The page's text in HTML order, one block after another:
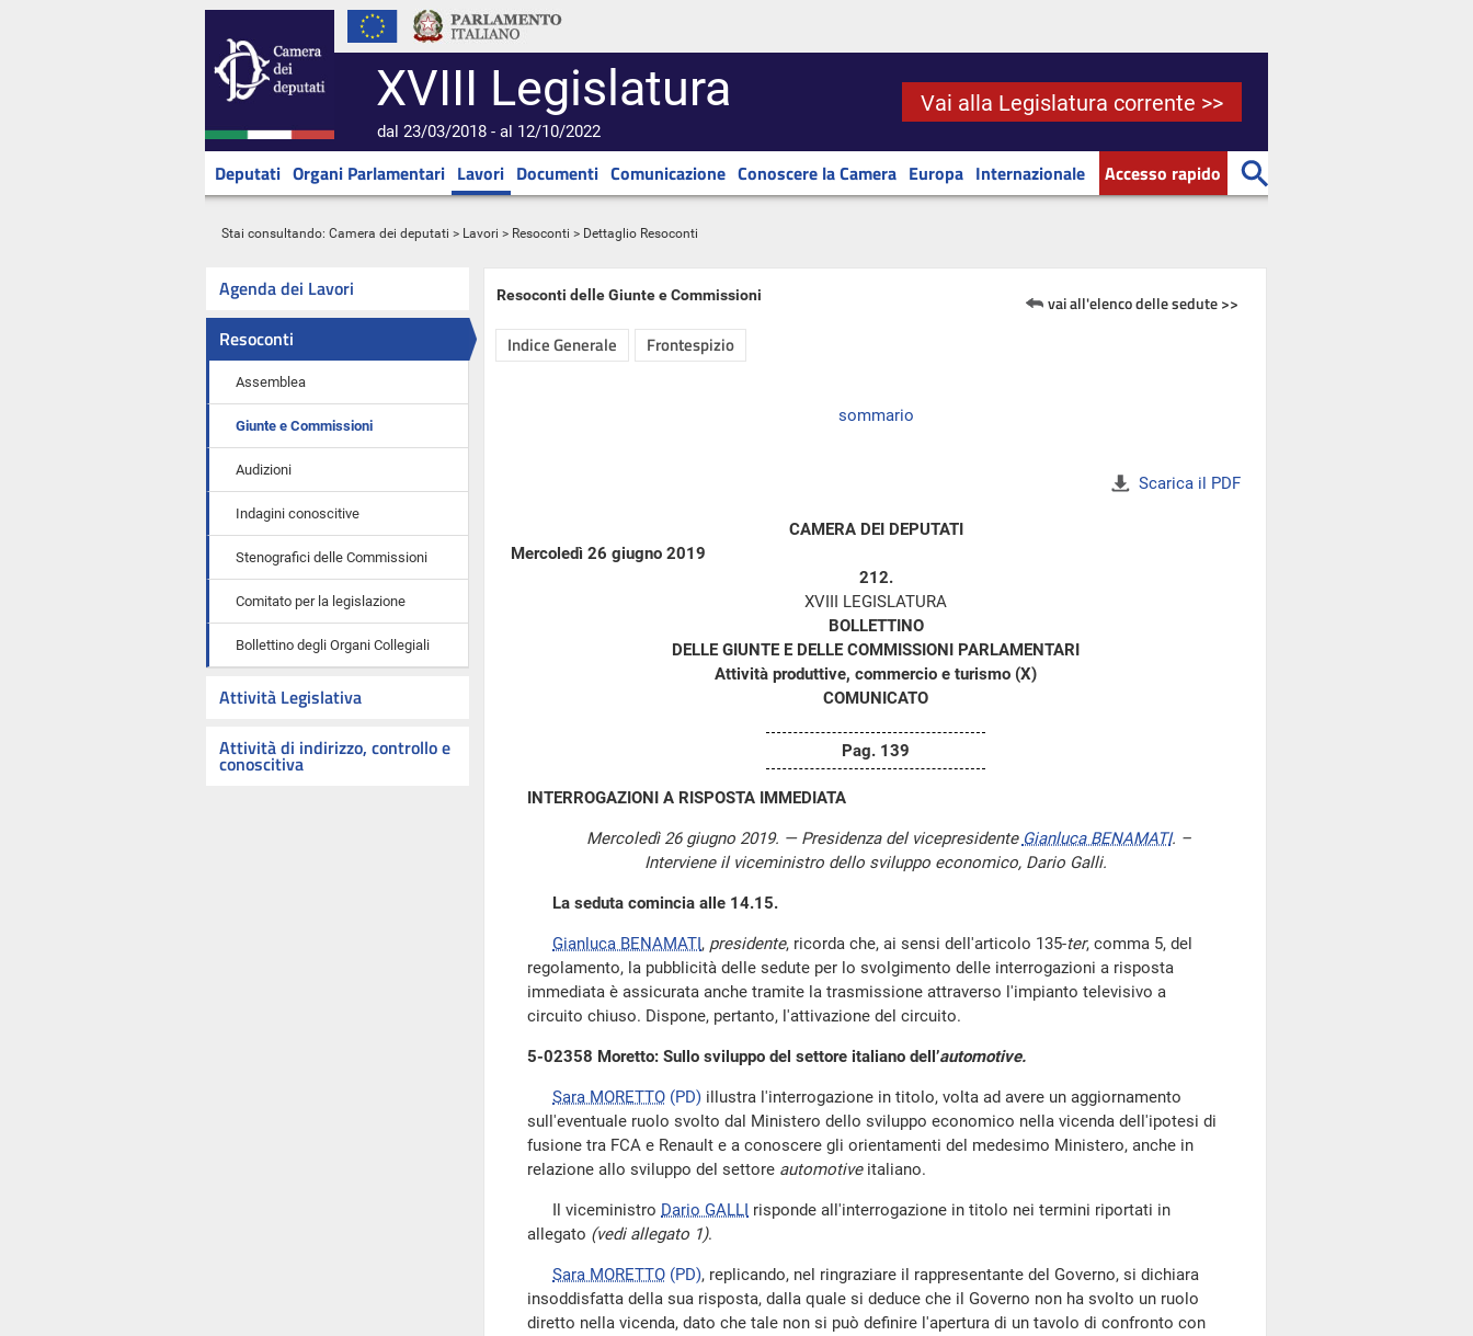
XVIII Legislatura
dal 23/03/2018 - al 12/10/2022
Vai alla Legislatura corrente >>
Deputati Organi Parlamentari Lavori Documenti Comunicazione Conoscere la Camera Europa Internazionale Accesso rapido
Stai consultando: Camera dei deputati > Lavori > Resoconti > Dettaglio Resoconti
Agenda dei Lavori
Resoconti
Assemblea
Giunte e Commissioni
Audizioni
Indagini conoscitive
Stenografici delle Commissioni
Comitato per la legislazione
Bollettino degli Organi Collegiali
Attività Legislativa
Attività di indirizzo, controllo e
conoscitiva
Resoconti delle Giunte e Commissioni vai all'elenco delle sedute >>
Indice Generale Frontespizio
sommario
Scarica il PDF
CAMERA DEI DEPUTATI
Mercoledì 26 giugno 2019
212.
XVIII LEGISLATURA
BOLLETTINO
DELLE GIUNTE E DELLE COMMISSIONI PARLAMENTARI
Attività produttive, commercio e turismo (X)
COMUNICATO
Pag. 139
INTERROGAZIONI A RISPOSTA IMMEDIATA
Mercoledì 26 giugno 2019. — Presidenza del vicepresidente Gianluca BENAMATI. –
Interviene il viceministro dello sviluppo economico, Dario Galli.
La seduta comincia alle 14.15.
Gianluca BENAMATI, presidente, ricorda che, ai sensi dell'articolo 135-ter, comma 5, del
regolamento, la pubblicità delle sedute per lo svolgimento delle interrogazioni a risposta
immediata è assicurata anche tramite la trasmissione attraverso l'impianto televisivo a
circuito chiuso. Dispone, pertanto, l'attivazione del circuito.
5-02358 Moretto: Sullo sviluppo del settore italiano dell’automotive.
Sara MORETTO (PD) illustra l'interrogazione in titolo, volta ad avere un aggiornamento
sull'eventuale ruolo svolto dal Ministero dello sviluppo economico nella vicenda dell'ipotesi di
fusione tra FCA e Renault e a conoscere gli orientamenti del medesimo Ministero, anche in
relazione allo sviluppo del settore automotiveitaliano.
Il viceministro Dario GALLI risponde all'interrogazione in titolo nei termini riportati in
allegato (vedi allegato 1).
Sara MORETTO (PD), replicando, nel ringraziare il rappresentante del Governo, si dichiara
insoddisfatta della sua risposta, dalla quale si deduce che il Governo non ha svolto un ruolo
diretto nella vicenda, dato che tale non si può definire l'apertura di un tavolo di confronto con